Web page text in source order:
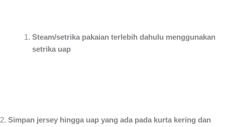
Steam/setrika pakaian terlebih dahulu menggunakan
setrika uap
2. Simpan jersey hingga uap yang ada pada kurta kering dan